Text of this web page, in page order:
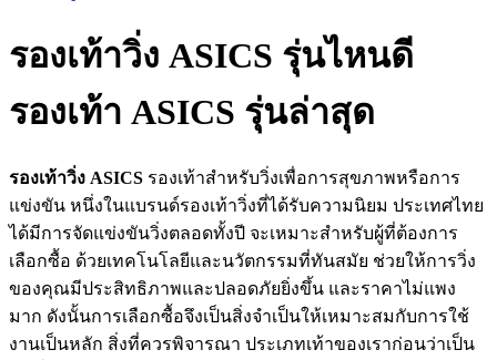
รองเท้าวิ่ง ASICS รุ่นไหนดี
รองเท้า ASICS รุ่นล่าสุด
รองเท้าวิ่ง ASICS รองเท้าสำหรับวิ่งเพื่อการสุขภาพหรือการ
แข่งขัน หนึ่งในแบรนด์รองเท้าวิ่งที่ได้รับความนิยม ประเทศไทย
ได้มีการจัดแข่งขันวิ่งตลอดทั้งปี จะเหมาะสำหรับผู้ที่ต้องการ
เลือกซื้อ ด้วยเทคโนโลยีและนวัตกรรมที่ทันสมัย ช่วยให้การวิ่ง
ของคุณมีประสิทธิภาพและปลอดภัยยิ่งขึ้น และราคาไม่แพง
มาก ดังนั้นการเลือกซื้อจึงเป็นสิ่งจำเป็นให้เหมาะสมกับการใช้
งานเป็นหลัก สิ่งที่ควรพิจารณา ประเภทเท้าของเราก่อนว่าเป็น